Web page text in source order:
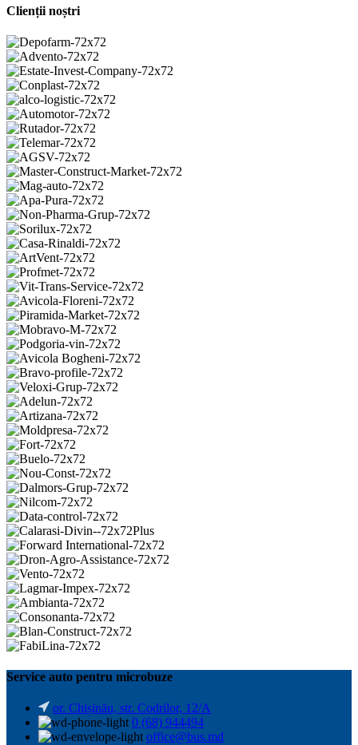
Clienții noștri
Service auto pentru microbuze
or. Chișinău, str. Codrilor, 12/A
0 (68) 944494
office@bus.md